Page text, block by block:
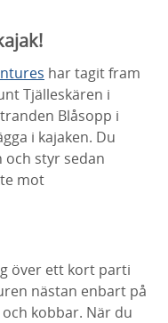
har tagit fram
Tjälleskären i
Blåsopp i
i kajaken. Du
styr sedan
mot
över ett kort parti
nästan enbart på
kobbar. När du